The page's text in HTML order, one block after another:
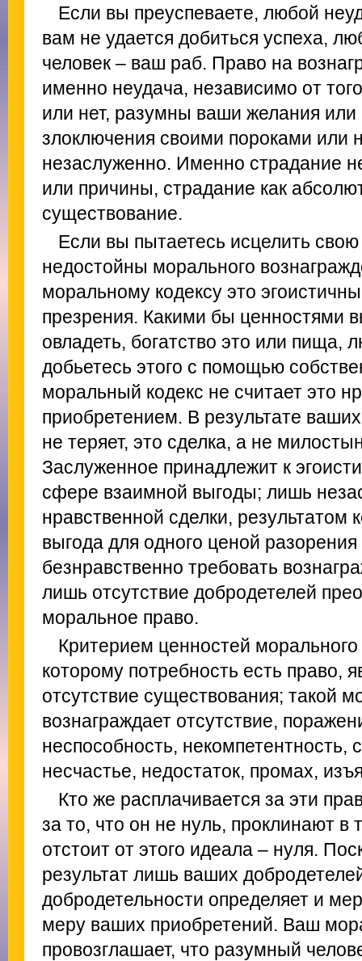
Если вы преуспеваете, любой
вам не удается добиться успеха,
человек – ваш раб. Право на
именно неудача, независимо от
или нет, разумны ваши желания или
злоключения своими пороками или
незаслуженно. Именно страдание
или причины, страдание как
существование.
Если вы пытаетесь исцелить
недостойны морального
моральному кодексу это
презрения. Какими бы ценностями
овладеть, богатство это или пища,
добьетесь этого с помощью
моральный кодекс не считает это
приобретением. В результате
не теряет, это сделка, а не
Заслуженное принадлежит к
сфере взаимной выгоды; лишь
нравственной сделки, результатом
выгода для одного ценой разорения
безнравственно требовать
лишь отсутствие добродетелей
моральное право.
Критерием ценностей морального
которому потребность есть право,
отсутствие существования; такой
вознаграждает отсутствие,
неспособность, некомпетентность,
несчастье, недостаток, промах,
Кто же расплачивается за эти
за то, что он не нуль, проклинают в
отстоит от этого идеала – нуля.
результат лишь ваших
добродетельности определяет и
меру ваших приобретений. Ваш
провозглашает, что разумный